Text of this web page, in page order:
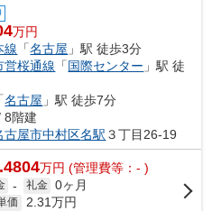
万円
線 「名古屋 」駅 徒歩3分
営桜通線 「国際センター 」駅 徒
「名古屋 」駅 徒歩7分
8階建
古屋市中村区名駅 ３丁目26-19
万円 (管理費等：- )
- 礼金 0ヶ月
価 2.31万円